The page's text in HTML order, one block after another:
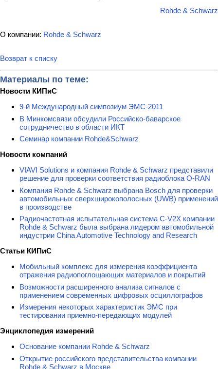
Rohde & Schwarz
О компании: Rohde & Schwarz
Возврат к списку
Материалы по теме:
Новости КИПиС
9-й Международный симпозиум ЭМС-2011
В Минкомсвязи обсудили Российско-баварское
сотрудничество в области ИКТ
Семинар компании Rohde&Schwarz
Новости компаний
VIAVI Solutions и компания Rohde & Schwarz представили
решение для проверки соответствия радиоблока O-RAN
Компания Rohde & Schwarz выбрана Bosch для проверки
автомобильных сверхширокополосных (UWB) применений
в производстве
Радиочастотная испытательная система C-V2X компании
Rohde & Schwarz была выбрана лидером автомобильной
индустрии China Automotive Technology and Research
Статьи КИПиС
Мобильный комплекс для измерения коэффициента
отражения радиопоглощающих материалов и покрытий
Возможности расширенного анализа сигналов с
применением современных цифровых осциллографов
Измерения некоторых характеристик ЭМС при
тестировании приемно-передающих модулей
Энциклопедия измерений
Основание компании Rohde & Schwarz
Открытие российского представительства компании
Rohde & Schwarz в Москве